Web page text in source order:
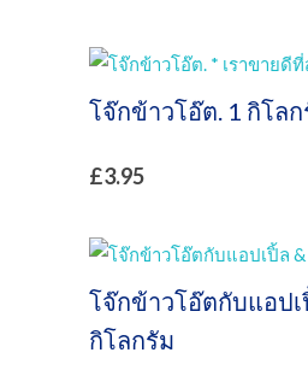
โจ๊กข้าวโอ๊ต. 1 กิโล
£3.95
โจ๊กข้าวโอ๊ตกับแอปเ
กิโลกรัม